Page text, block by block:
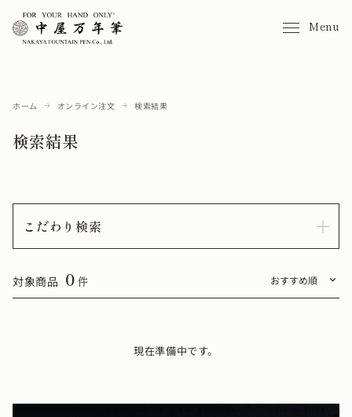
Menu
ホーム オンライン注文 検索結果
検索結果
こだわり検索
対象商品 0 件
現在準備中です。